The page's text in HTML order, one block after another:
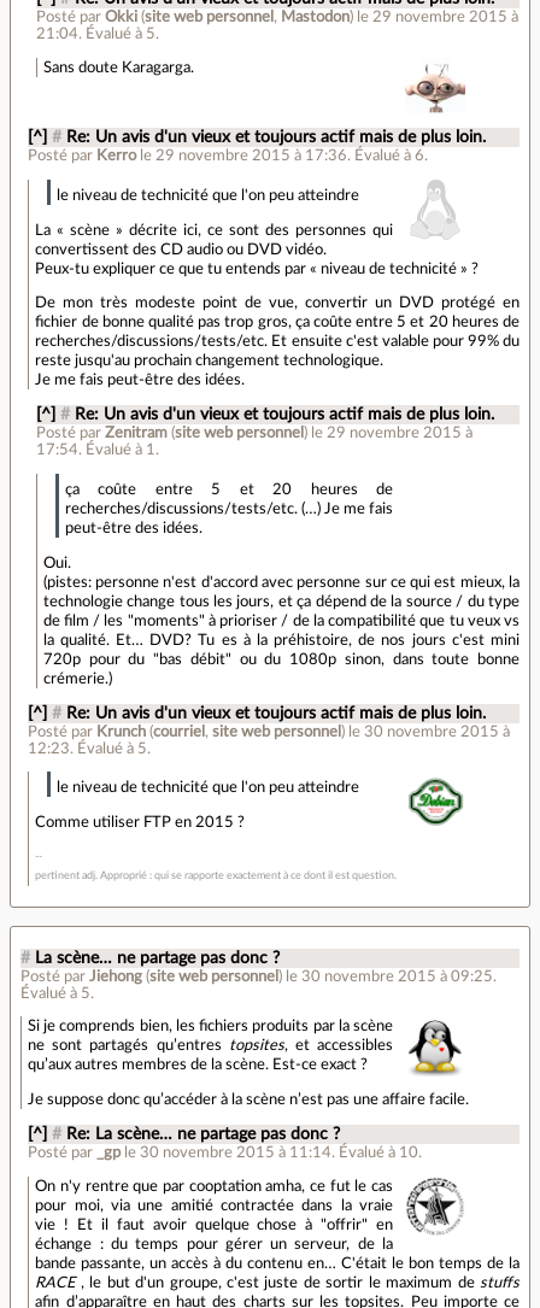
Posté par Okki(site web personnel , Mastodon) le 29 novembre 2015 à
21:04. Évalué à 5.
Sans doute Karagarga.
[^] # Re: Un avis d'un vieux et toujours actif mais de plus loin.
Posté par Kerro le 29 novembre 2015 à 17:36. Évalué à6.
le niveau de technicité que l'on peu atteindre
La « scène » décrite ici, ce sont des personnes qui
convertissent des CD audio ou DVD vidéo.
Peux-tu expliquer ce que tu entends par « niveau de technicité » ?
De mon très modeste point de vue, convertir un DVD protégé en
fichier de bonne qualité pas trop gros, ça coûte entre 5 et 20 heures de
recherches/discussions/tests/etc. Et ensuite c'est valable pour 99% du
reste jusqu'au prochain changement technologique.
Je me fais peut-être des idées.
[^] # Re: Un avis d'un vieux et toujours actif mais de plus loin.
Posté par Zenitram(site web personnel ) le 29 novembre 2015 à
17:54. Évalué à 1 .
ça coûte entre 5 et 20 heures de
recherches/discussions/tests/etc. (…) Je me fais
peut-être des idées.
Oui.
(pistes: personne n'est d'accord avec personne sur ce qui est mieux, la
technologie change tous les jours, et ça dépend de la source / du type
de film / les "moments" à prioriser / de la compatibilité que tu veux vs
la qualité. Et… DVD? Tu es à la préhistoire, de nos jours c'est mini
720p pour du "bas débit" ou du 1080p sinon, dans toute bonne
crémerie.)
[^] # Re: Un avis d'un vieux et toujours actif mais de plus loin.
Posté par Krunch (courriel ,site web personnel ) le 30 novembre 2015 à
12:23. Évalué à 5.
le niveau de technicité que l'on peu atteindre
Comme utiliser FTP en 2015 ?
pertinent adj. Approprié : qui se rapporte exactement à ce dont il est question.
# La scène… ne partage pas donc ?
Posté par Jiehong (site web personnel ) le 30 novembre 2015 à 09:25.
Évalué à 5.
Si je comprends bien, les fichiers produits par la scène
ne sont partagés qu’entres
topsites, et accessibles
qu’aux autres membres de la scène. Est-ce exact ?
Je suppose donc qu’accéder à la scène n’est pas une affaire facile.
[^] # Re: La scène… ne partage pas donc ?
Posté par _gp le 30 novembre 2015 à 11:14. Évalué à 10.
On n'y rentre que par cooptation amha, ce fut le cas
pour moi, via une amitié contractée dans la vraie
vie ! Et il faut avoir quelque chose à "offrir" en
échange : du temps pour gérer un serveur, de la
bande passante, un accès à du contenu en… C'était le bon temps de la
RACE, le but d'un groupe, c'est juste de sortir le maximum de stuffs
afin d’apparaître en haut des charts sur les topsites. Peu importe ce